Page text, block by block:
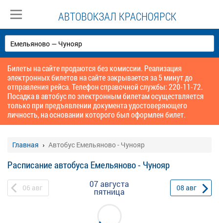
АВТОВОКЗАЛ КРАСНОЯРСК
Билеты на сайте продаются без комиссии. Реализация
электронных билетов на сайте закрывается за 5 минут до
отправления рейса. Телефон справочной службы: 220-11-72.
Посадка в автобус по электронным билетам осуществляется
только при предъявлении документа удостоверяющего
личность, на основании которого был оформлен билет.
Главная Автобус Емельяново - Чунояр
Расписание автобуса Емельяново - Чунояр
06 авг 07 августа
пятница 08 авг